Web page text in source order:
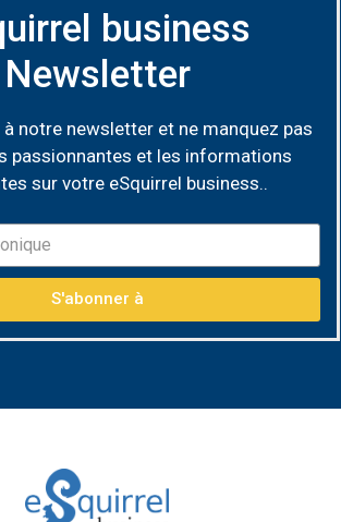
business
Newsletter
notre newsletter et ne manquez pas
passionnantes et les informations
sur votre eSquirrel business..
S'abonner à